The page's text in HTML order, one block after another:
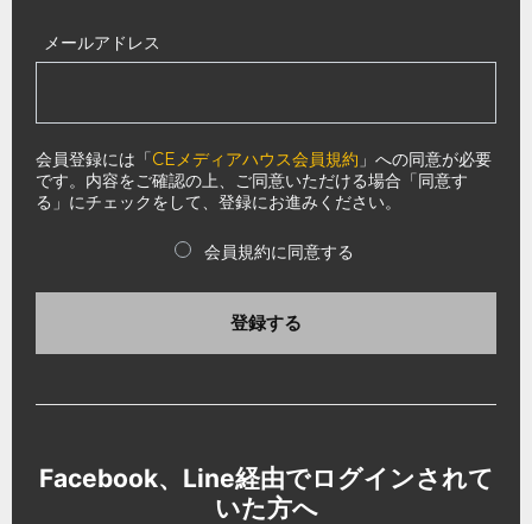
メールアドレス
会員登録には「CEメディアハウス会員規約 」への同意が必要
です。内容をご確認の上、ご同意いただける場合「同意す
る」にチェックをして、登録にお進みください。
会員規約に同意する
登録する
Facebook、Line経由でログインされて
いた方へ